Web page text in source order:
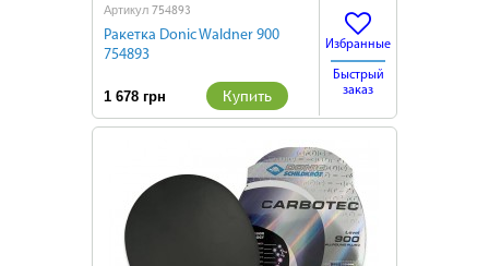
Артикул 754893
Ракетка Donic Waldner 900
754893
1 678 грн Купить
Избранные
Быстрый
заказ